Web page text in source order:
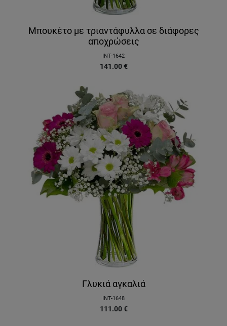
Μπουκέτο με τριαντάφυλλα σε διάφορες
αποχρώσεις
INT-1642
141.00 €
Γλυκιά αγκαλιά
INT-1648
111.00 €